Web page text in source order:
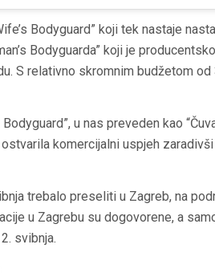
Bodyguard” koji tek nastaje
Bodyguarda” koji je
S relativno skromnim budžetom
Bodyguard”, u nas preveden kao
komercijalni uspjeh
trebalo preseliti u Zagreb, na
u Zagrebu su dogovorene, a
svibnja.